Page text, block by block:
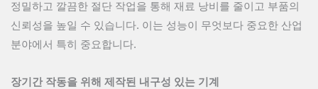
정밀하고 깔끔한 절단 작업을 통해 재료 낭비를 줄이고 부품의
신뢰성을 높일 수 있습니다. 이는 성능이 무엇보다 중요한 산업
분야에서 특히 중요합니다.
장기간 작동을 위해 제작된 내구성 있는 기계